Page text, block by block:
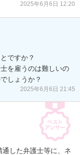
2025年6月6日 12:20
ですか？
を雇うのは難しいの
しょうか？
2025年6月6日 21:45
した弁護士等に、ネ